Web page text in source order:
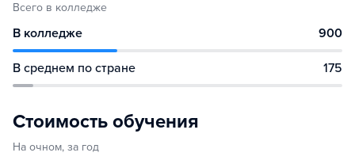
Всего в колледже
В колледже 900
В среднем по стране 175
Стоимость обучения
На очном, за год